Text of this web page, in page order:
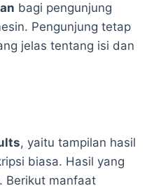
bagi pengunjung
Pengunjung tetap
jelas tentang isi dan
, yaitu tampilan hasil
biasa. Hasil yang
Berikut manfaat